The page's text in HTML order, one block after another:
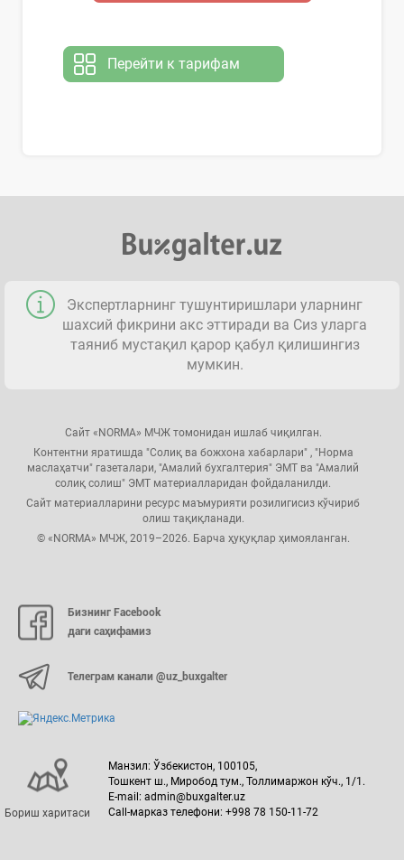
Перейти к тарифам
Экспертларнинг тушунтиришлари уларнинг
шахсий фикрини акс эттиради ва Сиз уларга
таяниб мустақил қарор қабул қилишингиз
мумкин.
Сайт «NORMA» МЧЖ томонидан ишлаб чиқилган.
Контентни яратишда "Солиқ ва божхона хабарлари" , "Норма
маслаҳатчи" газеталари, "Амалий бухгалтерия" ЭМТ ва "Амалий
солиқ солиш" ЭМТ материалларидан фойдаланилди.
Сайт материалларини ресурс маъмурияти розилигисиз кўчириб
олиш тақиқланади.
© «NORMA» МЧЖ, 2019–2026. Барча ҳуқуқлар ҳимояланган.
Бизнинг Facebook
даги саҳифамиз
Телеграм канали @uz_buxgalter
Бориш харитаси
Манзил: Ўзбекистон, 100105,
Тошкент ш., Миробод тум., Толлимаржон кўч., 1/1.
E-mail: admin@buxgalter.uz
Call-марказ телефони: +998 78 150-11-72